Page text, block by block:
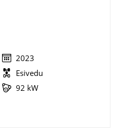
2023
Esivedu
92 kW